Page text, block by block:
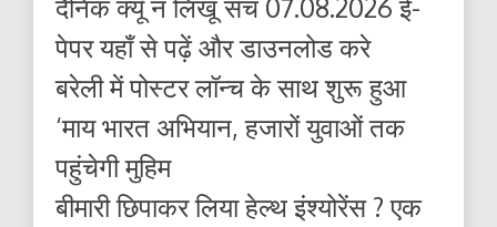
दैनिक क्यूँ न लिखूं सच 07.08.2026 ई-
पेपर यहाँ से पढ़ें और डाउनलोड करे
बरेली में पोस्टर लॉन्च के साथ शुरू हुआ
‘माय भारत अभियान, हजारों युवाओं तक
पहुंचेगी मुहिम
बीमारी छिपाकर लिया हेल्थ इंश्योरेंस ? एक